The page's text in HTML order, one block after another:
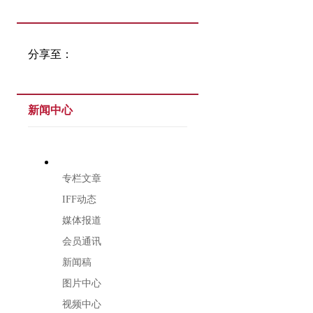
分享至：
新闻中心
专栏文章
IFF动态
媒体报道
会员通讯
新闻稿
图片中心
视频中心